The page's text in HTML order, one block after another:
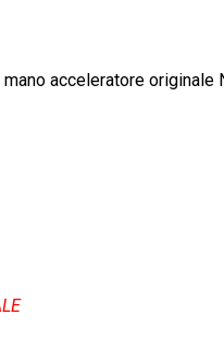
acceleratore originale